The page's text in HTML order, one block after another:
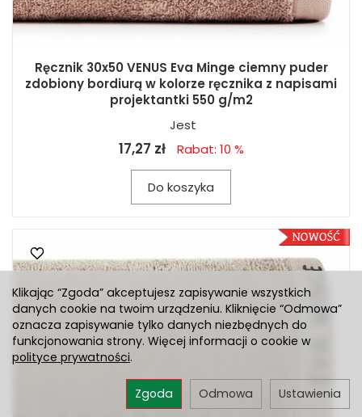
Ręcznik 30x50 VENUS Eva Minge ciemny puder
zdobiony bordiurą w kolorze ręcznika z napisami
projektantki 550 g/m2
Jest
17,27 zł Rabat: 10 %
Do koszyka
Klikając “Zgoda” akceptujesz zapisywanie wszystkich
danych cookie na twoim urządzeniu. Kliknięcie “Odmowa”
oznacza zapisywanie tylko danych niezbędnych do
funkcjonowania strony. Więcej informacji o cookie w
polityce prywatności.
Ustawienia
Odmowa
Zgoda